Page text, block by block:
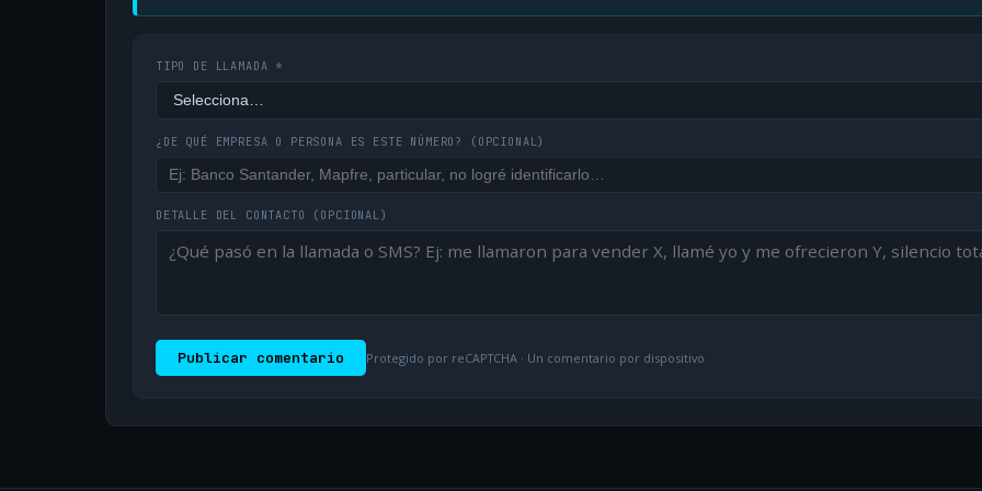
TIPO DE LLAMADA *
¿DE QUÉ EMPRESA O PERSONA ES ESTE NÚMERO? (OPCIONAL)
DETALLE DEL CONTACTO (OPCIONAL)
Publicar comentario Protegido por reCAPTCHA · Un comentario por dispositivo